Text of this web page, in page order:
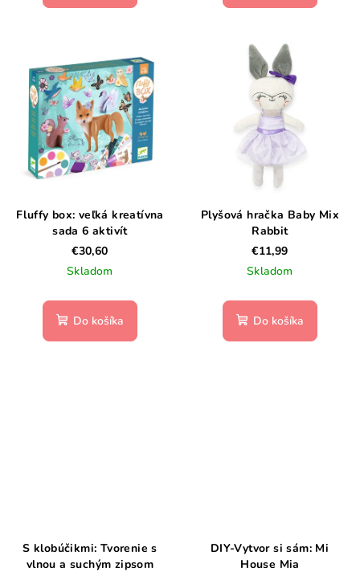
Fluffy box: veľká kreatívna
sada 6 aktivít
€30,60
Skladom
Do košíka
Plyšová hračka Baby Mix
Rabbit
€11,99
Skladom
Do košíka
S klobúčikmi: Tvorenie s
vlnou a suchým zipsom
DIY-Vytvor si sám: Mi
House Mia